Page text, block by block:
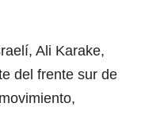
Ali Karake,
del frente sur de